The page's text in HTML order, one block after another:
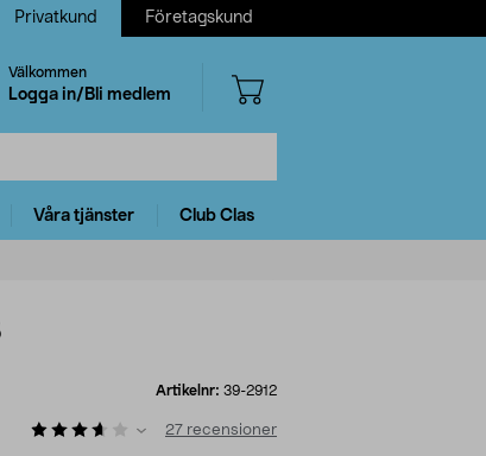
Privatkund Företagskund
Välkommen
Logga in/Bli medlem
Våra tjänster Club Clas
Artikelnr: 39-2912
27 recensioner